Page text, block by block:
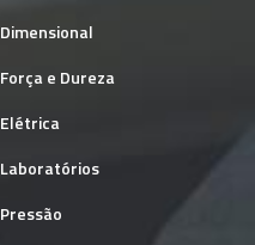
Dimensional
Força e Dureza
Elétrica
Laboratórios
Pressão